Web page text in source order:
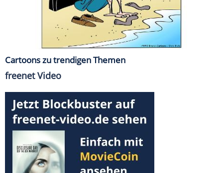
Cartoons zu trendigen Themen
freenet Video